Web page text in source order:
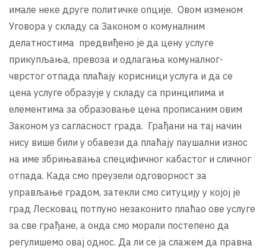
имале неке друге политичке опције. Овом изменом
Уговора у складу са Законом о комуналним
делатностима предвиђено је да цену услуге
прикупљања, превоза и одлагања комуналног-
чврстог отпада плаћају корисници услуга и да се
цена услуге образује у складу са принципима и
елементима за образовање цена прописаним овим
Законом уз сагласност града. Грађани на тај начин
нису више били у обавези да плаћају паушални износ
на име збрињавања специфичног кабастог и сличног
отпада. Када смо преузели одговорност за
управљање градом, затекли смо ситуцију у којој је
град Лесковац потпуно незаконито плаћао ове услуге
за све грађане, а онда смо морали постепено да
регулишемо овај однос. Да ли се ја слажем да правна